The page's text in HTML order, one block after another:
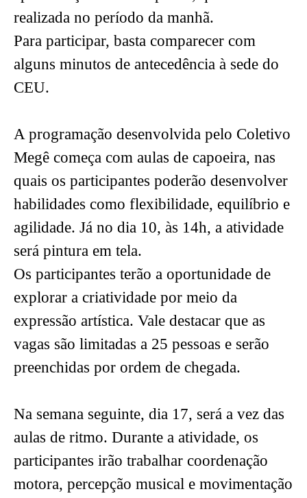
realizada no período da manhã.
Para participar, basta comparecer com
alguns minutos de antecedência à sede do
CEU.
A programação desenvolvida pelo Coletivo
Megê começa com aulas de capoeira, nas
quais os participantes poderão desenvolver
habilidades como flexibilidade, equilíbrio e
agilidade. Já no dia 10, às 14h, a atividade
será pintura em tela.
Os participantes terão a oportunidade de
explorar a criatividade por meio da
expressão artística. Vale destacar que as
vagas são limitadas a 25 pessoas e serão
preenchidas por ordem de chegada.
Na semana seguinte, dia 17, será a vez das
aulas de ritmo. Durante a atividade, os
participantes irão trabalhar coordenação
motora, percepção musical e movimentação